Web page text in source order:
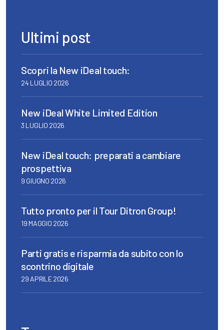
Ultimi post
Scopri la New iDeal touch:
24 LUGLIO 2026
New iDeal White Limited Edition
3 LUGLIO 2026
New iDeal touch: preparati a cambiare
prospettiva
9 GIUGNO 2026
Tutto pronto per il Tour Ditron Group!
19 MAGGIO 2026
Parti gratis e risparmia da subito con lo
scontrino digitale
29 APRILE 2026